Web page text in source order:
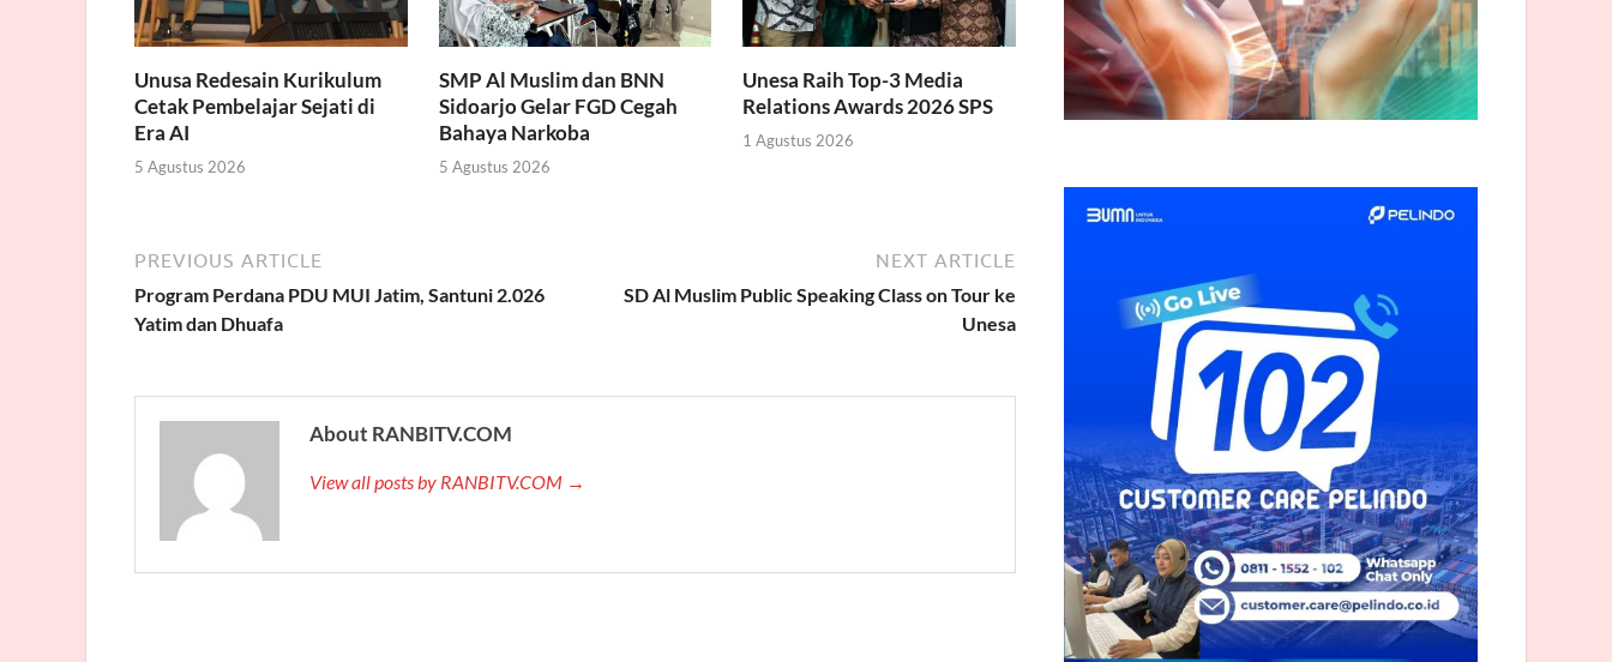
Unusa Redesain Kurikulum
Cetak Pembelajar Sejati di
Era AI
5 Agustus 2026
SMP Al Muslim dan BNN
Sidoarjo Gelar FGD Cegah
Bahaya Narkoba
5 Agustus 2026
Unesa Raih Top-3 Media
Relations Awards 2026 SPS
1 Agustus 2026
PREVIOUS ARTICLE
Program Perdana PDU MUI Jatim, Santuni 2.026
Yatim dan Dhuafa
NEXT ARTICLE
SD Al Muslim Public Speaking Class on Tour ke
Unesa
About RANBITV.COM
View all posts by RANBITV.COM →